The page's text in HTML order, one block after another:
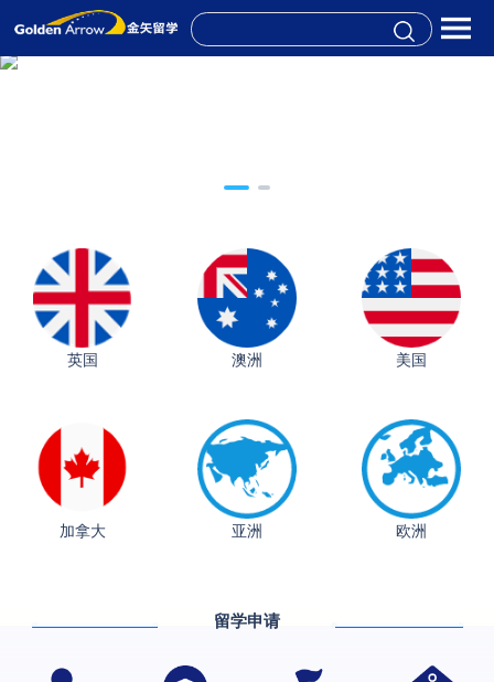
英国 澳洲 美国
加拿大 亚洲 欧洲
留学申请
从上海财大2+2到谢菲尔德：低均分逆袭QS百强金
格拉斯哥大学国际商务硕士录取案例